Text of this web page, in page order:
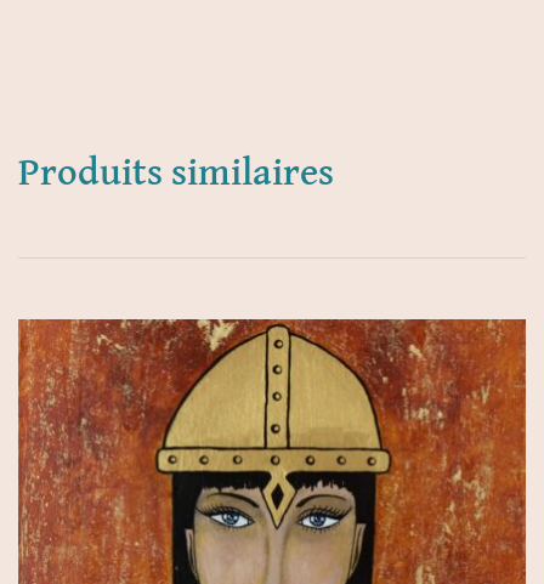
Produits similaires